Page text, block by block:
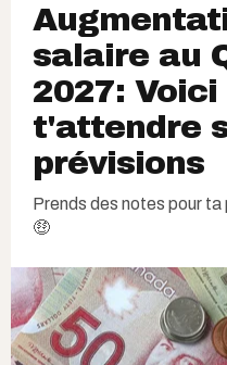
salaire au
2027: Voici
t'attendre
prévisions
Prends des notes pour ta
🤑